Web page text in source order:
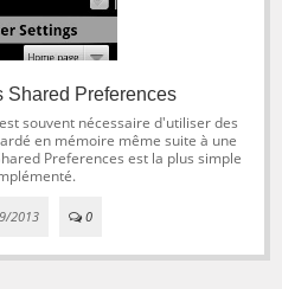
Shared Preferences
souvent nécessaire d'utiliser des
en mémoire même suite à une
Preferences est la plus simple
2013 0